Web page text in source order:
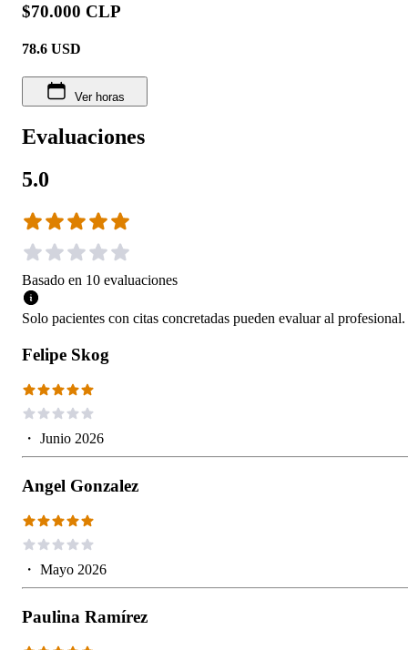
$70.000 CLP
78.6 USD
Ver horas
Evaluaciones
5.0
Basado en 10 evaluaciones
Solo pacientes con citas concretadas pueden evaluar al profesional.
Felipe Skog
・ Junio 2026
Angel Gonzalez
・ Mayo 2026
Paulina Ramírez